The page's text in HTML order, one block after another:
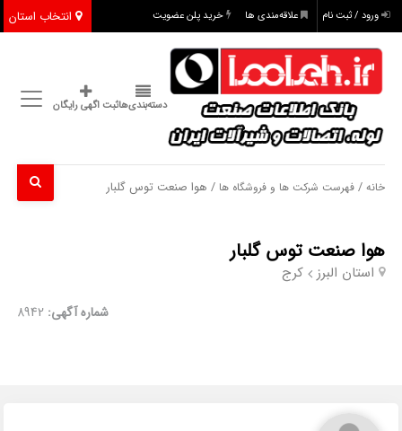
انتخاب استان ورود / ثبت نام علاقه‌مندی ها خرید پلن عضویت
دسته‌بندی‌هاثبت اگهی رایگان
خانه /فهرست شرکت ها و فروشگاه ها / هوا صنعت توس گلبار
هوا صنعت توس گلبار
استان البرز کرج
شماره آگهی: 8942